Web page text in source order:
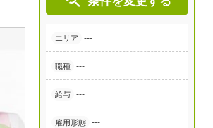
エリア ---
職種 ---
給与 ---
雇用形態 ---